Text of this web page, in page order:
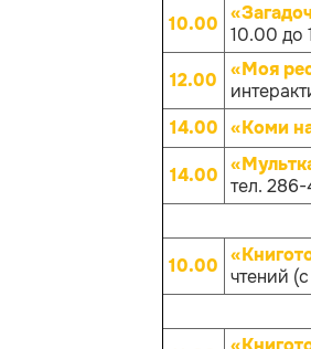
10.00 10.00 до
12.00
«Моя
14.00 «Коми
14.00 тел.
10.00 чтений